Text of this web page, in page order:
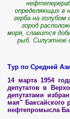
определяющих в
герба на
город
моря, славится
рыб. Силуэтное
Тур по Средней
14 марта 1954
депутатов в
депутатами
мая" Баксайского
нефтепромысла